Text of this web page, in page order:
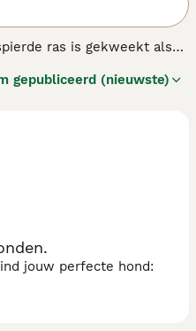
ras is gekweekt als
die in diverse kleuren
in training en
metgezel.
gepubliceerd (nieuwste)
jouw perfecte hond: